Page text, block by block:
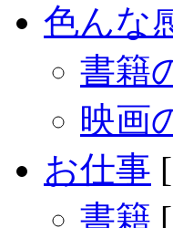
色んな
書籍
映画
お仕事
書籍